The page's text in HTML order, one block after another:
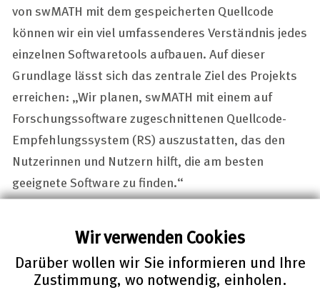
Wir verwenden Cookies
Darüber wollen wir Sie informieren und Ihre
Zustimmung, wo notwendig, einholen.
von swMATH mit dem gespeicherten Quellcode
können wir ein viel umfassenderes Verständnis jedes
einzelnen Softwaretools aufbauen. Auf dieser
Grundlage lässt sich das zentrale Ziel des Projekts
erreichen: „Wir planen, swMATH mit einem auf
Forschungssoftware zugeschnittenen Quellcode-
Empfehlungssystem (RS) auszustatten, das den
Nutzerinnen und Nutzern hilft, die am besten
geeignete Software zu finden.“
Arbeiten in aufeinander aufbauenden Phasen
voranschreiten. Zunächst müssen wir genau
verstehen, was eine Softwareempfehlung nützlich